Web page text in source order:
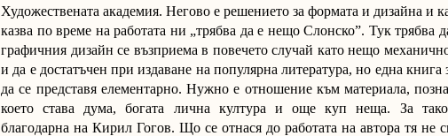
Художествената академия. Негово е решението за формата и дизайна и
казва по време на работата ни „трябва да е нещо Слонско”. Тук трябва
графичния дизайн се възприема в повечето случай като нещо
и да е достатъчен при издаване на популярна литература, но една книга
да се представя елементарно. Нужно е отношение към материала,
което става дума, богата лична култура и още куп неща. За
благодарна на Кирил Гогов. Що се отнася до работата на автора тя не